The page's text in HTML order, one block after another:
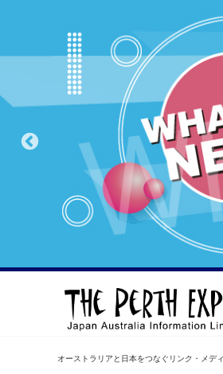
オーストラリアと日本をつなぐリンク・メデ